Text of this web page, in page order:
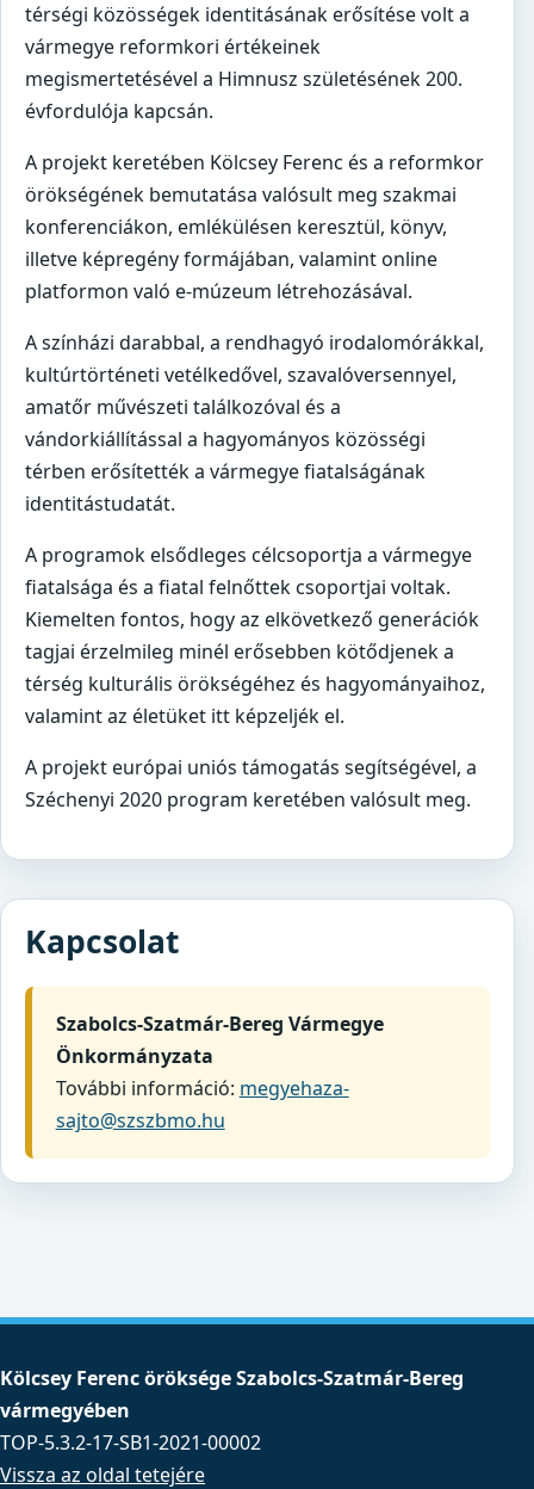
térségi közösségek identitásának erősítése volt a
vármegye reformkori értékeinek
megismertetésével a Himnusz születésének 200.
évfordulója kapcsán.
A projekt keretében Kölcsey Ferenc és a reformkor
örökségének bemutatása valósult meg szakmai
konferenciákon, emlékülésen keresztül, könyv,
illetve képregény formájában, valamint online
platformon való e-múzeum létrehozásával.
A színházi darabbal, a rendhagyó irodalomórákkal,
kultúrtörténeti vetélkedővel, szavalóversennyel,
amatőr művészeti találkozóval és a
vándorkiállítással a hagyományos közösségi
térben erősítették a vármegye fiatalságának
identitástudatát.
A programok elsődleges célcsoportja a vármegye
fiatalsága és a fiatal felnőttek csoportjai voltak.
Kiemelten fontos, hogy az elkövetkező generációk
tagjai érzelmileg minél erősebben kötődjenek a
térség kulturális örökségéhez és hagyományaihoz,
valamint az életüket itt képzeljék el.
A projekt európai uniós támogatás segítségével, a
Széchenyi 2020 program keretében valósult meg.
Kapcsolat
Szabolcs-Szatmár-Bereg Vármegye
Önkormányzata
További információ: megyehaza-
sajto@szszbmo.hu
Kölcsey Ferenc öröksége Szabolcs-Szatmár-Bereg
vármegyében
TOP-5.3.2-17-SB1-2021-00002
Vissza az oldal tetejére